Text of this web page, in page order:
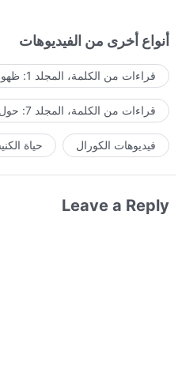
أنواع أخرى من الفيديوهات
قراءات من الكلمة، المجلد 1: ظهور الله وعمله
قراءات من الكلمة، المجلد 7: حول السعي إلى الحق
فيديوهات الكورال حياة
Leave a Reply